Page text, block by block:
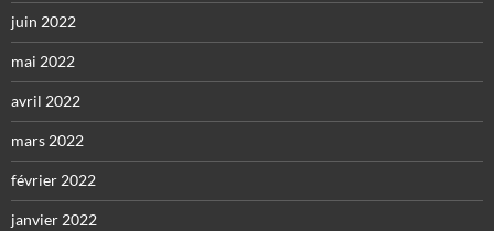
juin 2022
mai 2022
avril 2022
mars 2022
février 2022
janvier 2022